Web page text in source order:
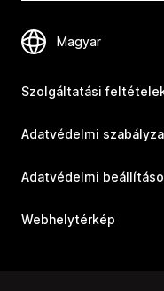
Szolgáltatási
Adatvédelmi
Adatvédelmi
Webhelytérkép